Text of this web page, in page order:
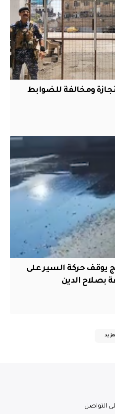
غير مُجازة ومخالفة للضوابط
يوقف حركة السير على
بصلاح الدين
التواصل